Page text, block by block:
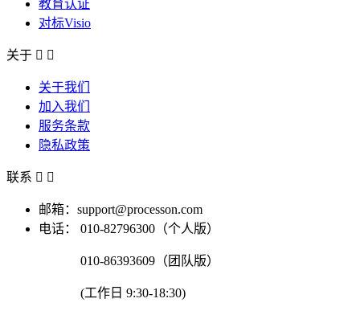
教育认证
对标Visio
关于  
关于我们
加入我们
服务条款
隐私政策
联系  
邮箱：support@processon.com
电话：
010-82796300（个人版）
010-86393609（团队版）
(工作日 9:30-18:30)